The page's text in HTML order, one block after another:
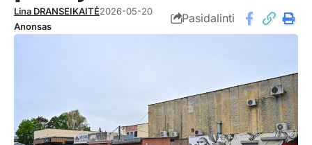
Lina DRANSEIKAITĖ2026-05-20
Anonsas
Pasidalinti